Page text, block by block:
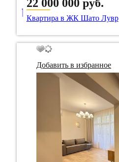
/ Идентификатор собственность 95201
22 000 000 руб.
____
Квартира в ЖК Шато Лувр
Добавить в избранное